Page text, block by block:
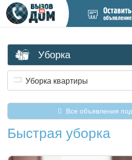
новое
Уборка
Уборка квартиры
Все объявления
Быстрая уборка